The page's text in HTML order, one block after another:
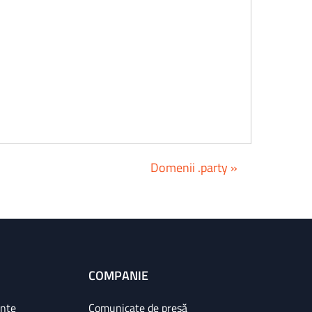
Domenii .party »
COMPANIE
Comunicate de presă